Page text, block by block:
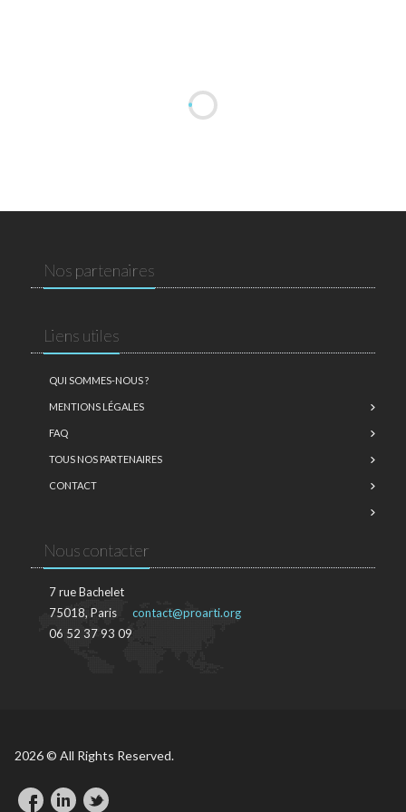
Nos partenaires
Liens utiles
QUI SOMMES-NOUS ?
MENTIONS LÉGALES
FAQ
TOUS NOS PARTENAIRES
CONTACT
Nous contacter
7 rue Bachelet
75018, Paris
06 52 37 93 09
contact@proarti.org
2026 © All Rights Reserved.